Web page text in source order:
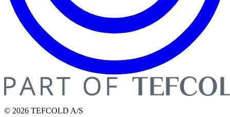
© 2026 TEFCOLD A/S